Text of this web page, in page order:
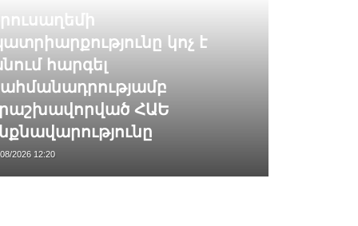
կոչ է
հարգել
ՀԱԵ
2026 12:20